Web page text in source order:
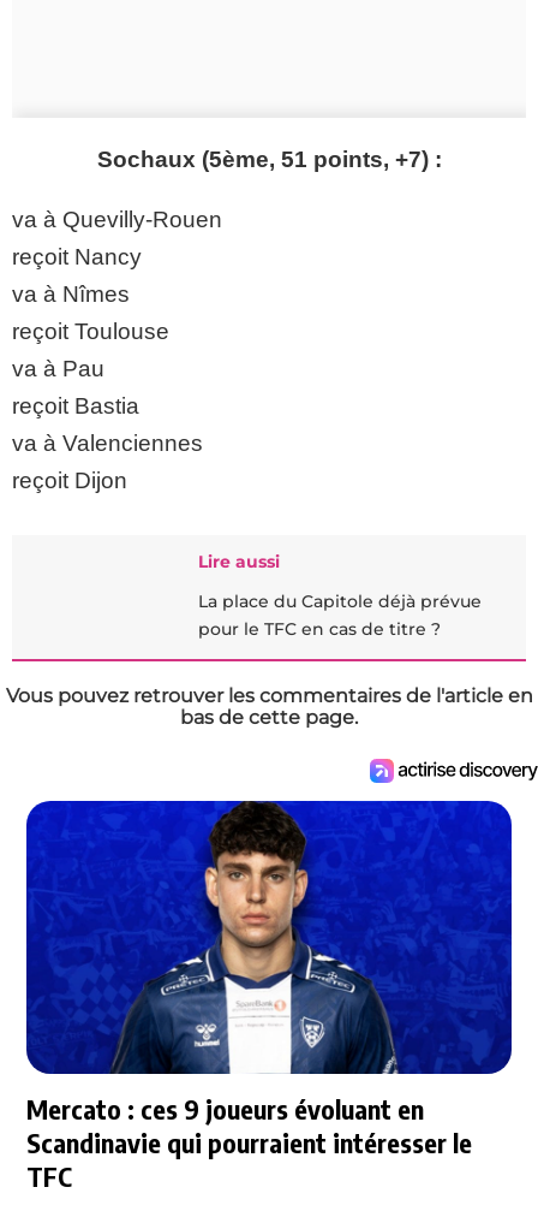
Sochaux (5ème, 51 points, +7) :
va à Quevilly-Rouen
reçoit Nancy
va à Nîmes
reçoit Toulouse
va à Pau
reçoit Bastia
va à Valenciennes
reçoit Dijon
Lire aussi
La place du Capitole déjà prévue
pour le TFC en cas de titre ?
Vous pouvez retrouver les commentaires de l'article en
bas de cette page.
Mercato : ces 9 joueurs évoluant en
Scandinavie qui pourraient intéresser le
TFC